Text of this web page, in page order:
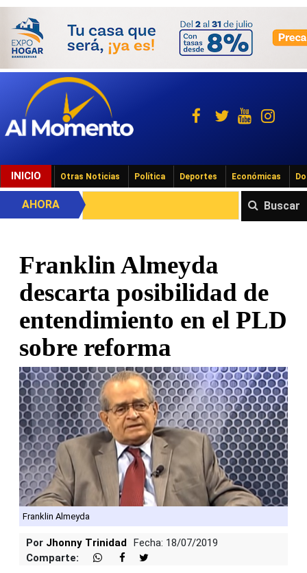
INICIO Otras Noticias Política Deportes Económicas
Buscar
AHORA
Franklin Almeyda
descarta posibilidad de
entendimiento en el PLD
sobre reforma
Franklin Almeyda
Por Jhonny Trinidad
Fecha: 18/07/2019
Comparte: